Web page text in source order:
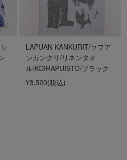
LAPUAN KANKURIT/ラプア
ンカンクリ/リネンタオ
ル/KOIRAPUISTO/ブラック
¥3,520(税込)